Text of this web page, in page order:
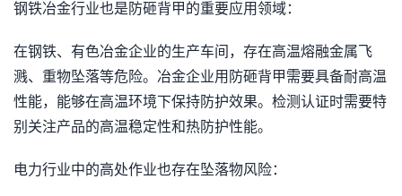
钢铁冶金行业也是防砸背甲的重要应用领域：
在钢铁、有色冶金企业的生产车间，存在高温熔融金属飞
溅、重物坠落等危险。冶金企业用防砸背甲需要具备耐高温
性能，能够在高温环境下保持防护效果。检测认证时需要特
别关注产品的高温稳定性和热防护性能。
电力行业中的高处作业也存在坠落物风险：